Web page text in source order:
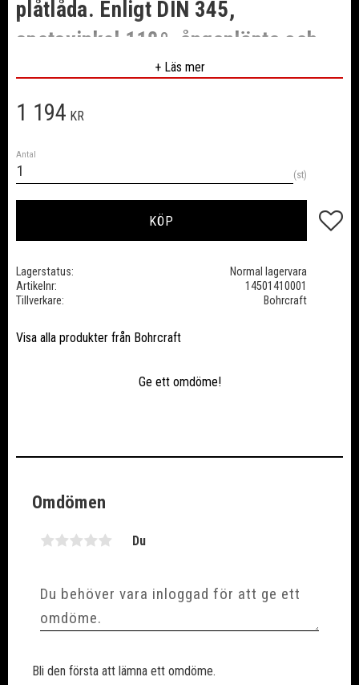
plåtlåda. Enligt DIN 345,
spetsvinkel 118º, ånganlöpta och
polerade. MK1: 14 mm. MK2: 15, 16,
17, 18, 19, 20, 21, 22, 23 mm.
+ Läs mer
1 194 KR
Antal
st
KÖP Lägg
Lagerstatus
Normal lagervara
Artikelnr
14501410001
Tillverkare
Bohrcraft
Visa alla produkter från Bohrcraft
Ge ett omdöme!
Omdömen
Du
Bli den första att lämna ett omdöme.